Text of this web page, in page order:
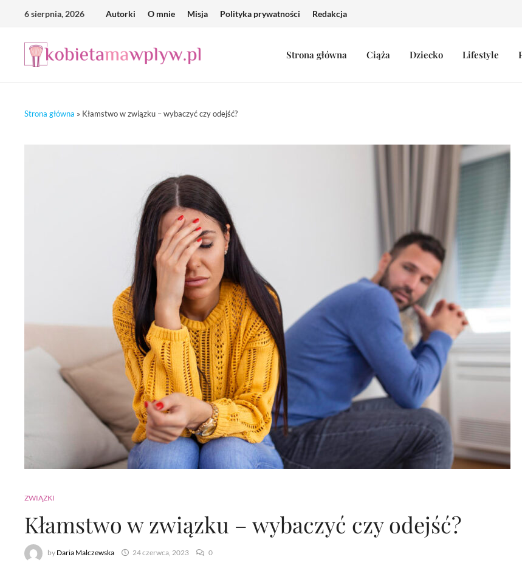
content
6 sierpnia, 2026 Autorki O mnie Misja Polityka prywatności Redakcja
Strona główna Ciąża Dziecko Lifestyle
Strona główna » Kłamstwo w związku – wybaczyć czy odejść?
ZWIĄZKI
Kłamstwo w związku – wybaczyć czy odejść?
by Daria Malczewska 24 czerwca, 2023 0